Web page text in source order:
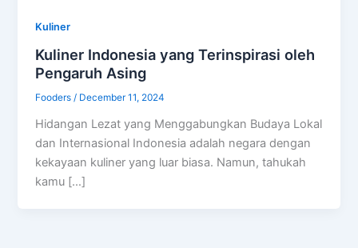
Kuliner
Kuliner Indonesia yang Terinspirasi oleh
Pengaruh Asing
Fooders/ December 11, 2024
Hidangan Lezat yang Menggabungkan Budaya Lokal
dan Internasional Indonesia adalah negara dengan
kekayaan kuliner yang luar biasa. Namun, tahukah
kamu […]